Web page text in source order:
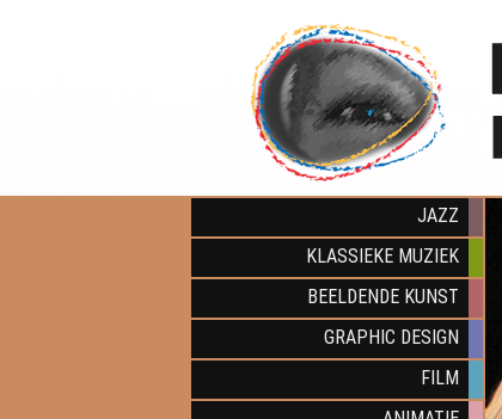
JAZZ
KLASSIEKE MUZIEK
BEELDENDE KUNST
GRAPHIC DESIGN
FILM